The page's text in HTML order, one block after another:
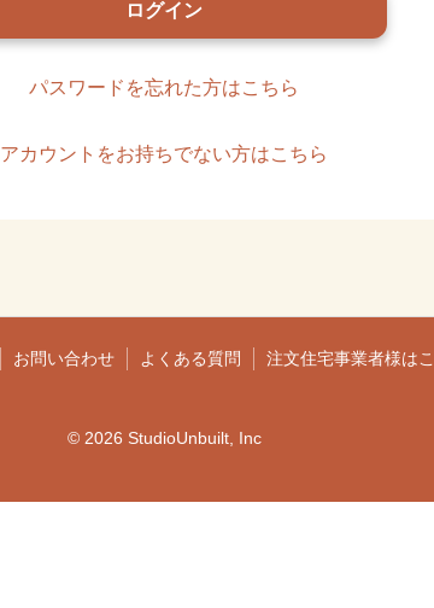
パスワードを忘れた方はこちら
アカウントをお持ちでない方はこちら
お問い合わせ よくある質問 注文住宅事業者様は
© 2026 StudioUnbuilt, Inc